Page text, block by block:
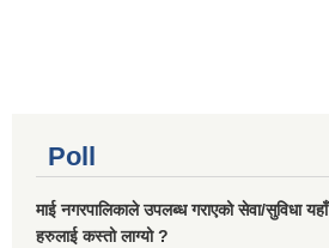
Poll
माई नगरपालिकाले उपलब्ध गराएको सेवा/सुविधा यहाँ
हरुलाई कस्तो लाग्यो ?